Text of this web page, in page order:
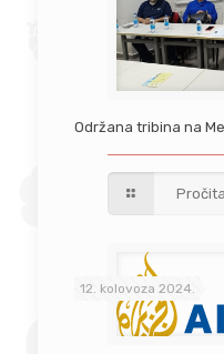
Održana tribina na
12. kolovoza 2024.